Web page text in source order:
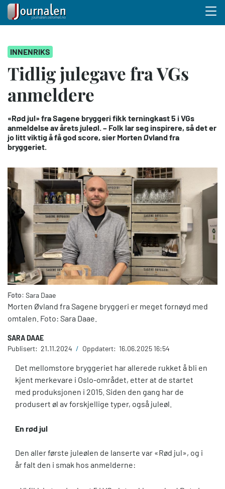
hovedinnhold
INNENRIKS
Tidlig julegave fra VGs
anmeldere
«Rød jul» fra Sagene bryggeri fikk terningkast 5 i VGs
anmeldelse av årets juleøl. – Folk lar seg inspirere, så det er
jo litt viktig å få god score, sier Morten Øvland fra
bryggeriet.
Foto: Sara Daae
Morten Øvland fra Sagene bryggeri er meget fornøyd med
omtalen. Foto: Sara Daae.
SARA DAAE
Publisert: 21.11.2024 / Oppdatert: 16.06.2025 16:54
Det mellomstore bryggeriet har allerede rukket å bli en
kjent merkevare i Oslo-området, etter at de startet
med produksjonen i 2015. Siden den gang har de
produsert øl av forskjellige typer, også juleøl.
En rød jul
Den aller første juleølen de lanserte var «Rød jul», og i
år falt den i smak hos anmelderne: